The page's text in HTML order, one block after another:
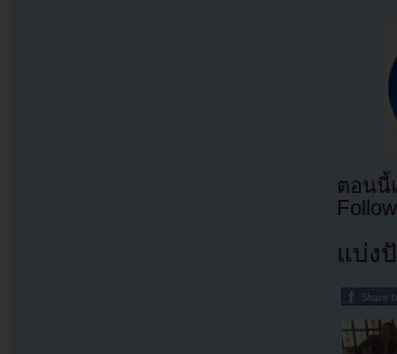
ตอนนี้
แบ่ง